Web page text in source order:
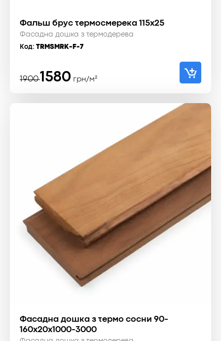
Фальш брус термосмерека 115x25
Фасадна дошка з термодерева
Код: TRMSMRK-F-7
1900
Оригінальна
1900 ₴.
1580
Поточна
1580 ₴.
грн/м²
Фасадна дошка з термо сосни 90-
160x20x1000-3000